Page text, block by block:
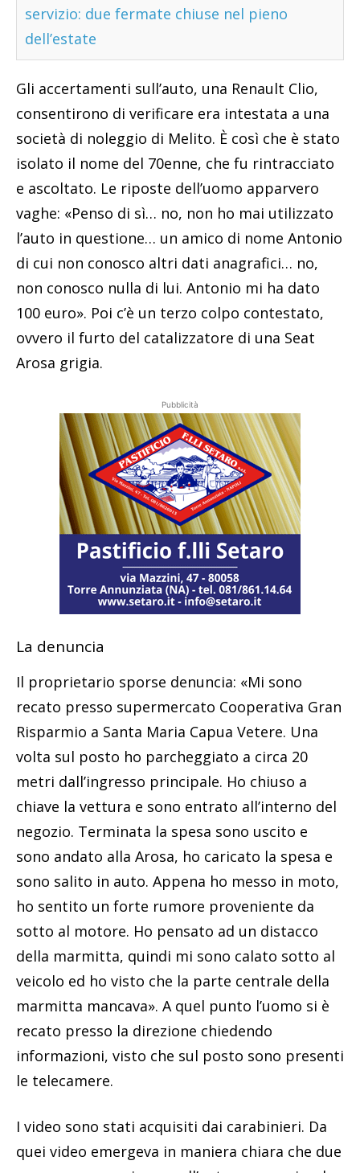
servizio: due fermate chiuse nel pieno
dell’estate
Gli accertamenti sull’auto, una Renault Clio,
consentirono di verificare era intestata a una
società di noleggio di Melito. È così che è stato
isolato il nome del 70enne, che fu rintracciato
e ascoltato. Le riposte dell’uomo apparvero
vaghe: «Penso di sì… no, non ho mai utilizzato
l’auto in questione… un amico di nome Antonio
di cui non conosco altri dati anagrafici… no,
non conosco nulla di lui. Antonio mi ha dato
100 euro». Poi c’è un terzo colpo contestato,
ovvero il furto del catalizzatore di una Seat
Arosa grigia.
Pubblicità
La denuncia
Il proprietario sporse denuncia: «Mi sono
recato presso supermercato Cooperativa Gran
Risparmio a Santa Maria Capua Vetere. Una
volta sul posto ho parcheggiato a circa 20
metri dall’ingresso principale. Ho chiuso a
chiave la vettura e sono entrato all’interno del
negozio. Terminata la spesa sono uscito e
sono andato alla Arosa, ho caricato la spesa e
sono salito in auto. Appena ho messo in moto,
ho sentito un forte rumore proveniente da
sotto al motore. Ho pensato ad un distacco
della marmitta, quindi mi sono calato sotto al
veicolo ed ho visto che la parte centrale della
marmitta mancava». A quel punto l’uomo si è
recato presso la direzione chiedendo
informazioni, visto che sul posto sono presenti
le telecamere.
I video sono stati acquisiti dai carabinieri. Da
quei video emergeva in maniera chiara che due